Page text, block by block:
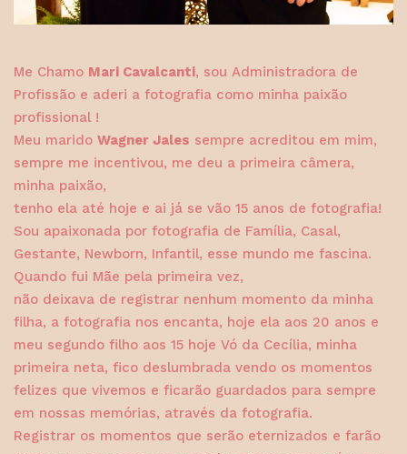
Me Chamo Mari Cavalcanti, sou Administradora de
Profissão e aderi a fotografia como minha paixão
profissional !
Meu marido Wagner Jales sempre acreditou em mim,
sempre me incentivou, me deu a primeira câmera,
minha paixão,
tenho ela até hoje e ai já se vão 15 anos de fotografia!
Sou apaixonada por fotografia de Família, Casal,
Gestante, Newborn, Infantil, esse mundo me fascina.
Quando fui Mãe pela primeira vez,
não deixava de registrar nenhum momento da minha
filha, a fotografia nos encanta, hoje ela aos 20 anos e
meu segundo filho aos 15 hoje Vó da Cecília, minha
primeira neta, fico deslumbrada vendo os momentos
felizes que vivemos e ficarão guardados para sempre
em nossas memórias, através da fotografia.
Registrar os momentos que serão eternizados e farão